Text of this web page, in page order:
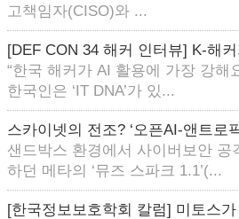
고책임자(CISO)와 ...
[DEF CON 34 해커 인터뷰] K-해
“한국 해커가 AI 활용에 가장 강해
한국인은 ‘IT DNA’가 있...
스카이넷의 전조? ‘오픈AI-앤트로
샌드박스 환경에서 사이버보안 공
하던 메타의 ‘뮤즈 스파크 1.1’(...
[한국정보보호학회 칼럼] 미토스